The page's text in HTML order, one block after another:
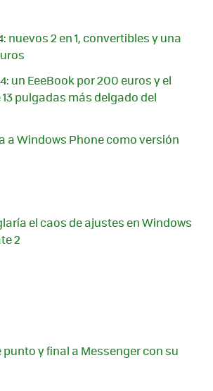
nuevos 2 en 1, convertibles y una
un EeeBook por 200 euros y el
pulgadas más delgado del
a Windows Phone como versión
el caos de ajustes en Windows
2
y final a Messenger con su